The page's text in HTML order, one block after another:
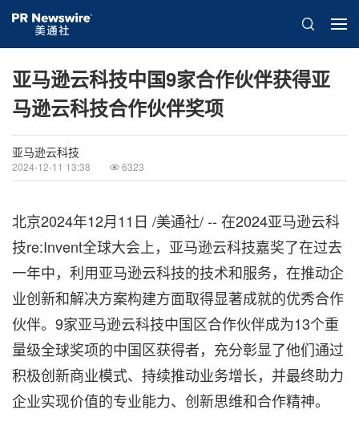
亚马逊云科技中国9家合作伙伴获得亚
马逊云科技合作伙伴奖项
亚马逊云科技
2024-12-11 13:38 6323
北京2024年12月11日 /美通社/ -- 在2024亚马逊云科
技re:Invent全球大会上，亚马逊云科技嘉奖了在过去
一年中，利用亚马逊云科技的技术和服务，在推动企
业创新和解决方案构建方面取得显著成就的优秀合作
伙伴。9家亚马逊云科技中国区合作伙伴成为13个重
量级全球奖项的中国区获得者，充分彰显了他们通过
积极创新商业模式、持续推动业务增长，并最终助力
企业实现价值的专业能力、创新思维和合作精神。